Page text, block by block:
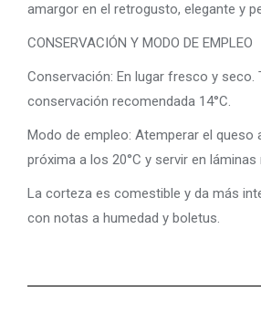
amargor en el retrogusto, elegante y
CONSERVACIÓN Y MODO DE EMPLEO
Conservación: En lugar fresco y seco.
conservación recomendada 14°C.
Modo de empleo: Atemperar el queso
próxima a los 20°C y servir en
La corteza es comestible y da más
con notas a humedad y boletus.